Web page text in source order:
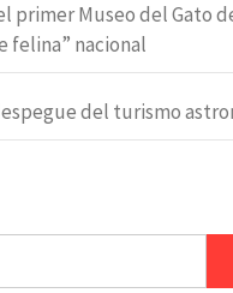
primer Museo del Gato
felina” nacional
del turismo